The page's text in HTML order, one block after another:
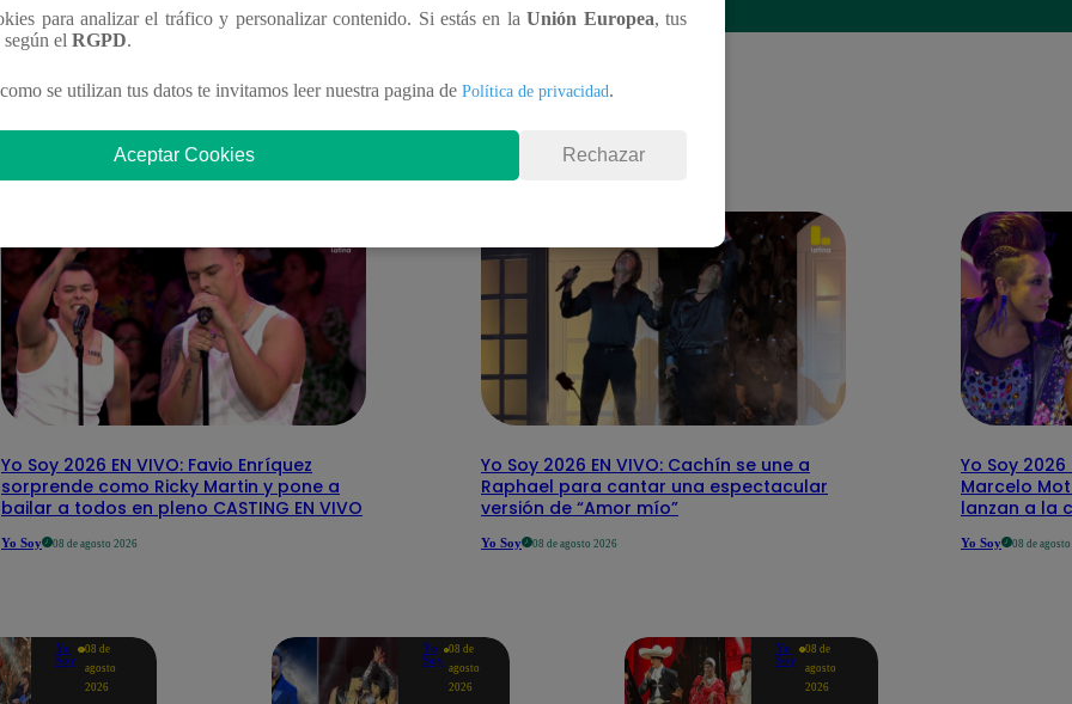
Yo Soy 2026 EN VIVO: Favio Enríquez
sorprende como Ricky Martin y pone a
bailar a todos en pleno CASTING EN VIVO
Yo Soy 08 de agosto 2026
Yo Soy 2026 EN VIVO: Cachín se une a
Raphael para cantar una espectacular
versión de “Amor mío”
Yo Soy 08 de agosto 2026
Yo Soy 2026
Marcelo
lanzan a la
Yo Soy 08 de
Yo
Soy
08 de
agosto
2026
Yo
Soy
08 de
agosto
2026
Yo
Soy
08 de
agosto
2026
para analizar el tráfico y personalizar contenido. Si estás en laUnión Europea, tus
según el RGPD.
se utilizan tus datos te invitamos leer nuestra pagina de Política de privacidad.
Aceptar Cookies Rechazar